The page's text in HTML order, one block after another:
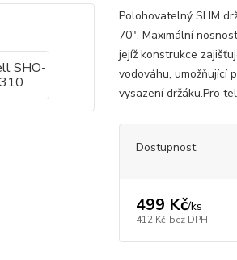
Polohovatelný SLIM
70". Maximální
jejíž konstrukce
vodováhu, umožňující
vysazení držáku.Pro
Dostupnost
499 Kč/ks
412 Kč bez DPH